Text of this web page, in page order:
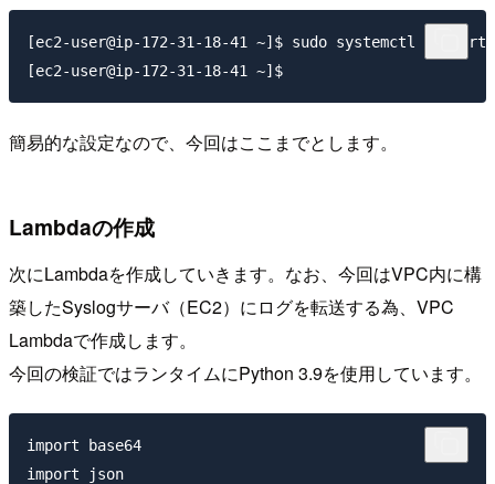
[ec2-user@ip-172-31-18-41 ~]$ sudo systemctl restart
簡易的な設定なので、今回はここまでとします。
Lambdaの作成
次にLambdaを作成していきます。なお、今回はVPC内に構
築したSyslogサーバ（EC2）にログを転送する為、VPC
Lambdaで作成します。
今回の検証ではランタイムにPython 3.9を使用しています。
import base64
import json